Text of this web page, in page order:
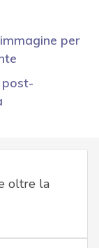
per
oltre la